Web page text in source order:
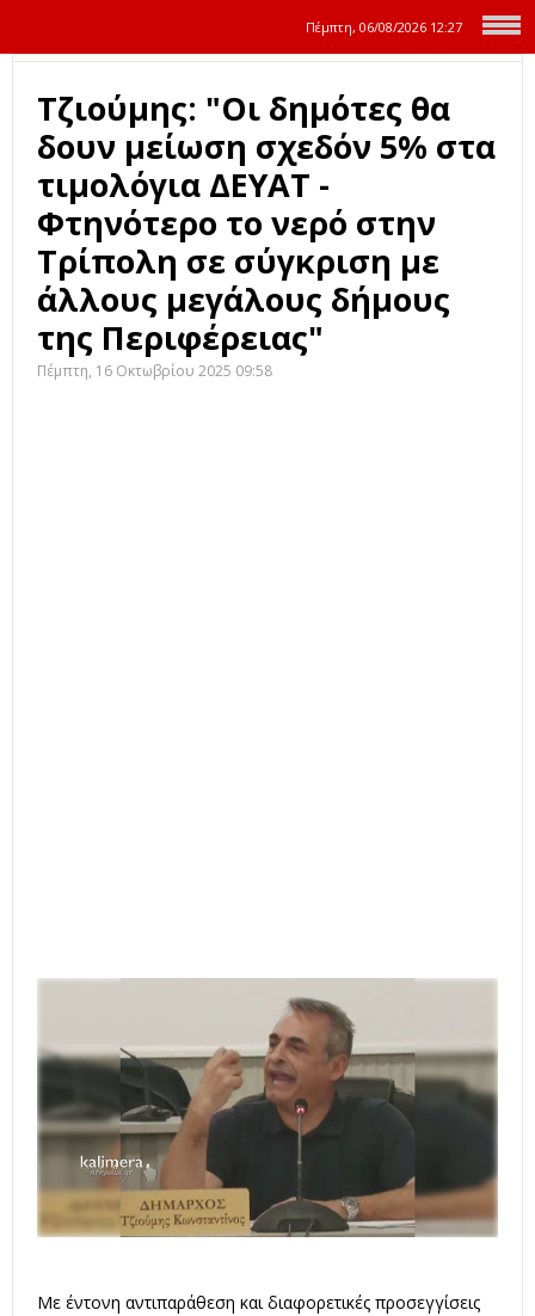
Πέμπτη, 06/08/2026 12:27
Τζιούμης: "Οι δημότες θα
δουν μείωση σχεδόν 5% στα
τιμολόγια ΔΕΥΑΤ -
Φτηνότερο το νερό στην
Τρίπολη σε σύγκριση με
άλλους μεγάλους δήμους
της Περιφέρειας"
Πέμπτη, 16 Οκτωβρίου 2025 09:58
Με έντονη αντιπαράθεση και διαφορετικές προσεγγίσεις